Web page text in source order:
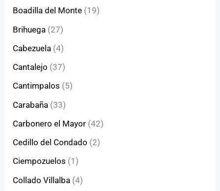
Boadilla del Monte (19)
Brihuega (27)
Cabezuela (4)
Cantalejo (37)
Cantimpalos (5)
Carabaña (33)
Carbonero el Mayor (42)
Cedillo del Condado (2)
Ciempozuelos (1)
Collado Villalba (4)